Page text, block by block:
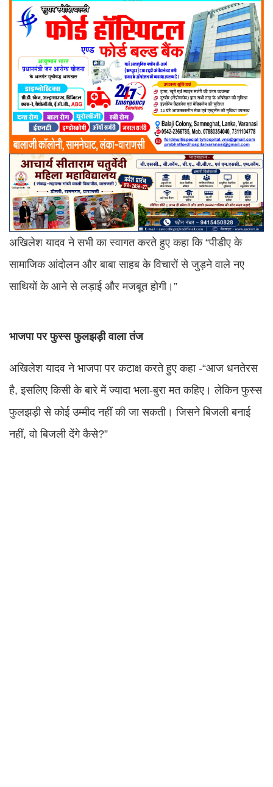
अखिलेश यादव ने सभी का स्वागत करते हुए कहा कि “पीडीए के
सामाजिक आंदोलन और बाबा साहब के विचारों से जुड़ने वाले नए
साथियों के आने से लड़ाई और मजबूत होगी।”
भाजपा पर फुस्स फुलझड़ी वाला तंज
अखिलेश यादव ने भाजपा पर कटाक्ष करते हुए कहा -“आज धनतेरस
है, इसलिए किसी के बारे में ज्यादा भला-बुरा मत कहिए। लेकिन फुस्स
फुलझड़ी से कोई उम्मीद नहीं की जा सकती। जिसने बिजली बनाई
नहीं, वो बिजली देंगे कैसे?”